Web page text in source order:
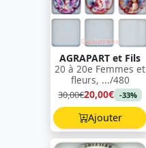
AGRAPART et Fils
20 à 20e Femmes et
fleurs, .../480
30,00€20,00€ -33%
Ajouter